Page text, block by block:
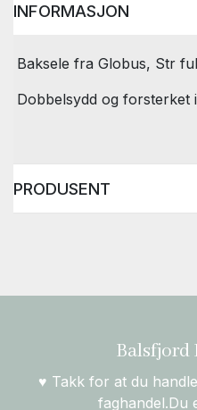
INFORMASJON
Baksele fra Globus, Str
Dobbelsydd og forsterket
PRODUSENT
Balsfjord
♥ Takk for at du
faghandel.Du